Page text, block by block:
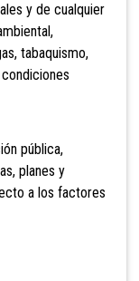
y de cualquier
tabaquismo,
pública,
planes y
a los factores